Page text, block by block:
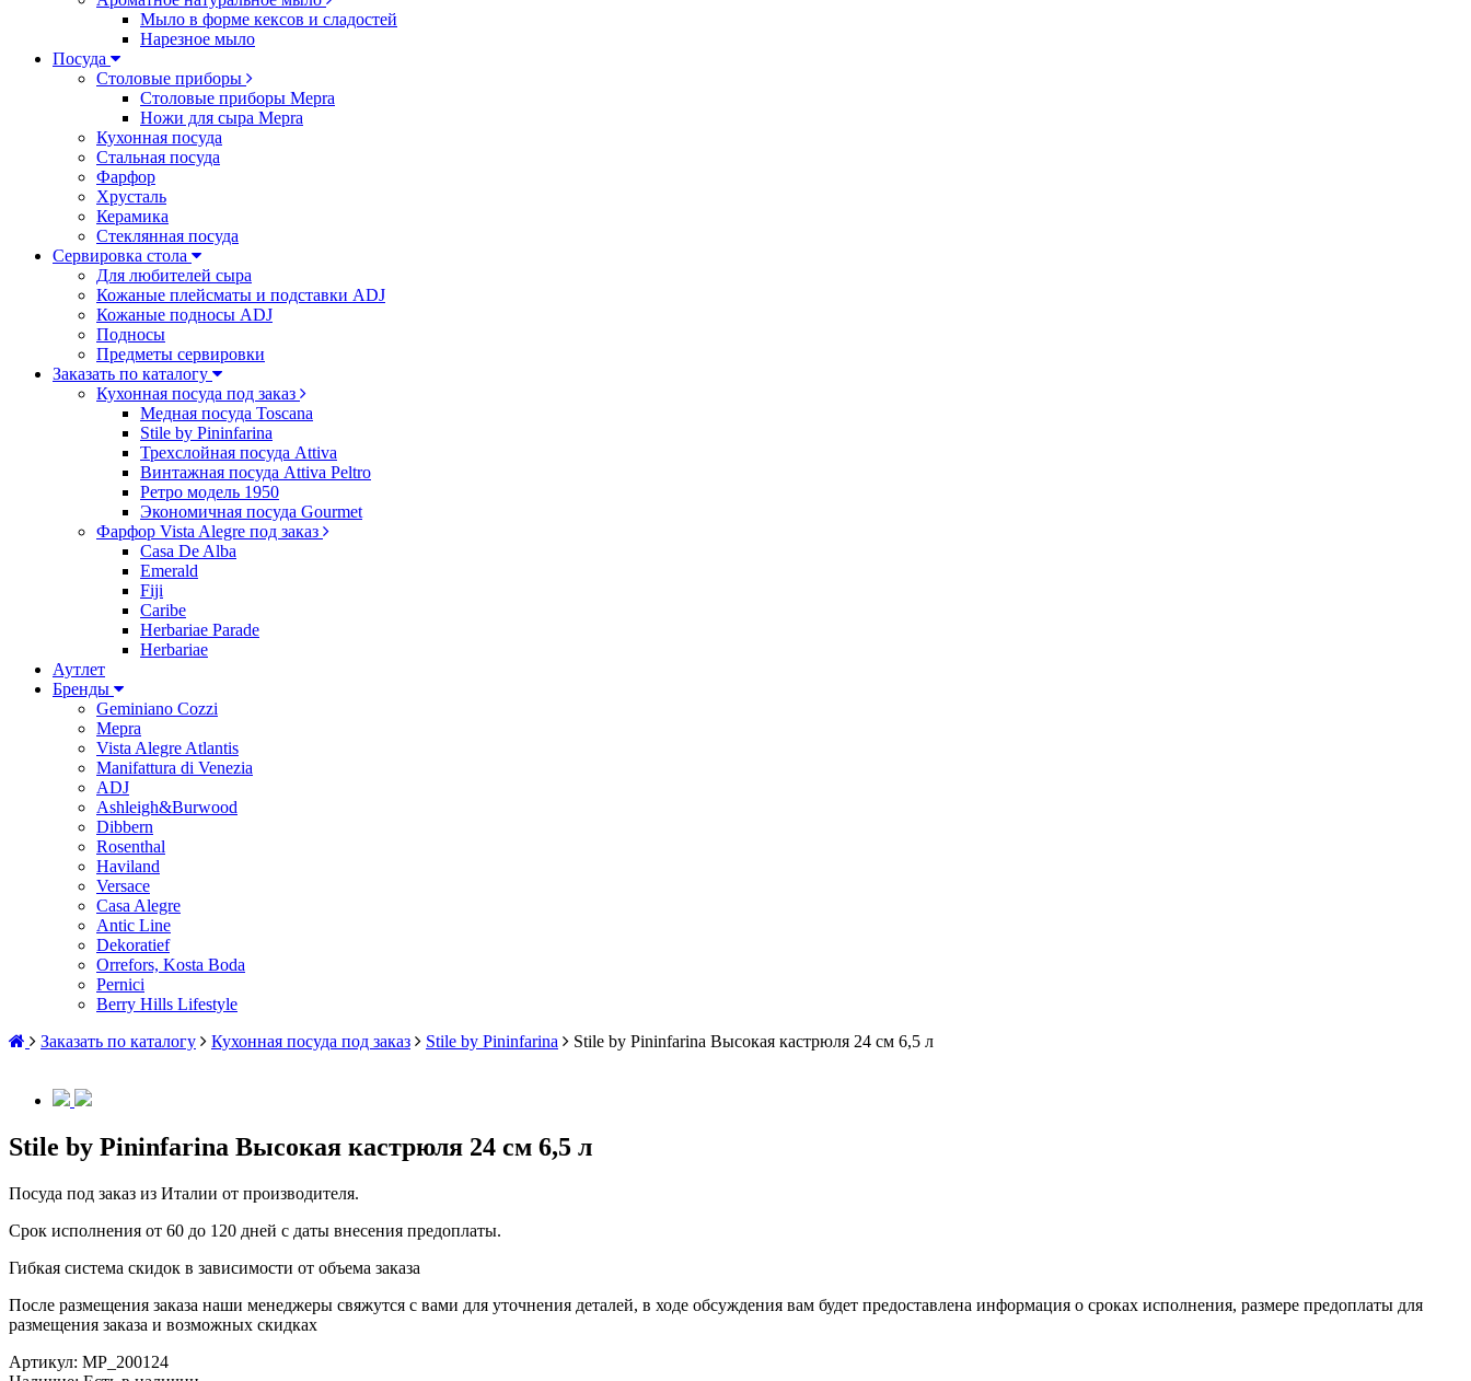
Мыло в форме кексов и сладостей
Нарезное мыло
Посуда
Столовые приборы
Столовые приборы Mepra
Ножи для сыра Mepra
Кухонная посуда
Стальная посуда
Фарфор
Хрусталь
Керамика
Стеклянная посуда
Сервировка стола
Для любителей сыра
Кожаные плейсматы и подставки ADJ
Кожаные подносы ADJ
Подносы
Предметы сервировки
Заказать по каталогу
Кухонная посуда под заказ
Медная посуда Toscana
Stile by Pininfarina
Трехслойная посуда Attiva
Винтажная посуда Attiva Peltro
Ретро модель 1950
Экономичная посуда Gourmet
Фарфор Vista Alegre под заказ
Casa De Alba
Emerald
Fiji
Caribe
Herbariae Parade
Herbariae
Аутлет
Бренды
Geminiano Cozzi
Mepra
Vista Alegre Atlantis
Manifattura di Venezia
ADJ
Ashleigh&Burwood
Dibbern
Rosenthal
Haviland
Versace
Casa Alegre
Antic Line
Dekoratief
Orrefors, Kosta Boda
Pernici
Berry Hills Lifestyle
Заказать по каталогу
Кухонная посуда под заказ Stile by Pininfarina Stile by Pininfarina Высокая кастрюля 24 см 6,5 л
Stile by Pininfarina Высокая кастрюля 24 см 6,5 л
Посуда под заказ из Италии от производителя.
Срок исполнения от 60 до 120 дней с даты внесения предоплаты.
Гибкая система скидок в зависимости от объема заказа
После размещения заказа наши менеджеры свяжутся с вами для уточнения деталей, в ходе обсуждения вам будет предоставлена информация о сроках исполнения, размере предоплаты для
размещения заказа и возможных скидках
Артикул: MP_200124